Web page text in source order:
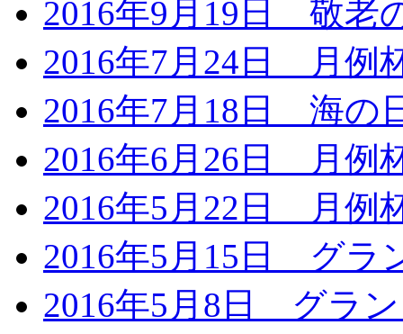
2016年9月19日 敬老
2016年7月24日 月例
2016年7月18日 海の
2016年6月26日 月例
2016年5月22日 月例
2016年5月15日 グラ
2016年5月8日 グラ